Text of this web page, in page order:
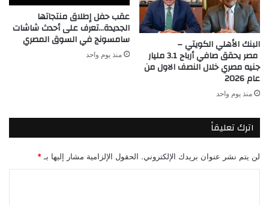
البنك الأهلي الكويتي –
مصر يحقق صافي أرباح 3.1 مليار
جنيه مصري خلال النصف الاول من
عام 2026
منذ يوم واحد
عقب حفل إطلاق منتجاتها
الجديدة…تعرف على أحدث شاشات
سامسونج في السوق المصري
منذ يوم واحد
اترك تعليقاً
لن يتم نشر عنوان بريدك الإلكتروني. الحقول الإلزامية مشار إليها بـ *